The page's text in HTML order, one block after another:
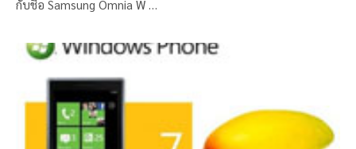
กับชื่อ Samsung Omnia W …